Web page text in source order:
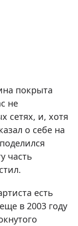
покрыта
не
сетях, и, хотя
о себе на
часть
есть
в 2003 году